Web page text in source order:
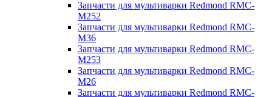
Запчасти для мультиварки Redmond RMC-
M252
Запчасти для мультиварки Redmond RMC-
M36
Запчасти для мультиварки Redmond RMC-
M253
Запчасти для мультиварки Redmond RMC-
M26
Запчасти для мультиварки Redmond RMC-